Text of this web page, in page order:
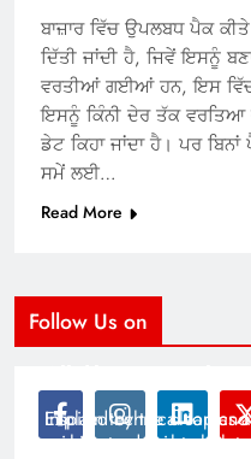
ਬਾਜ਼ਾਰ ਵਿੱਚ ਉਪਲਬਧ ਪੈਕ
ਦਿੱਤੀ ਜਾਂਦੀ ਹੈ, ਜਿਵੇਂ ਇਸਨੂੰ
ਵਰਤੀਆਂ ਗਈਆਂ ਹਨ, ਇਸ
ਇਸਨੂੰ ਕਿੰਨੀ ਦੇਰ ਤੱਕ ਵਰਤਿਆ
ਡੇਟ ਕਿਹਾ ਜਾਂਦਾ ਹੈ। ਪਰ
ਸਮੇਂ ਲਈ…
Read More
Follow Us on
Inspired by the clean
architecture, this
Explain technical topics
science and technology